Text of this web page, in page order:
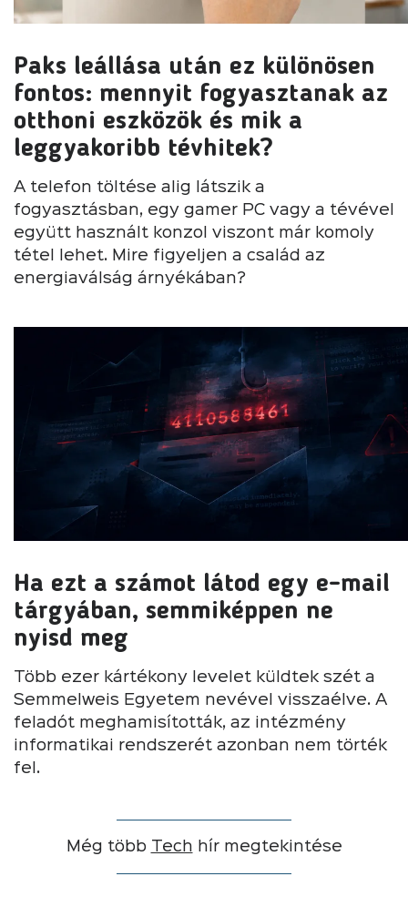
Paks leállása után ez különösen
fontos: mennyit fogyasztanak az
otthoni eszközök és mik a
leggyakoribb tévhitek?
A telefon töltése alig látszik a
fogyasztásban, egy gamer PC vagy a tévével
együtt használt konzol viszont már komoly
tétel lehet. Mire figyeljen a család az
energiaválság árnyékában?
Ha ezt a számot látod egy e-mail
tárgyában, semmiképpen ne
nyisd meg
Több ezer kártékony levelet küldtek szét a
Semmelweis Egyetem nevével visszaélve. A
feladót meghamisították, az intézmény
informatikai rendszerét azonban nem törték
fel.
Még több Tech hír megtekintése